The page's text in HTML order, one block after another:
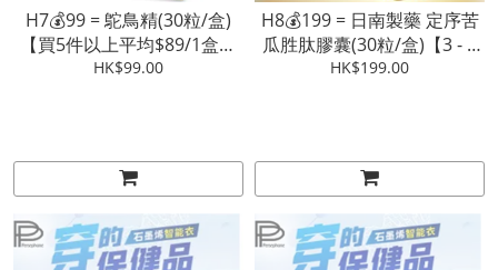
H7💰99 = 鴕鳥精(30粒/盒)
【買5件以上平均$89/1盒】
【3 - 4星期發貨】
HK$99.00
H8💰199 = 日南製藥 定序苦
瓜胜肽膠囊(30粒/盒)【3 - 4
星期發貨】
HK$199.00